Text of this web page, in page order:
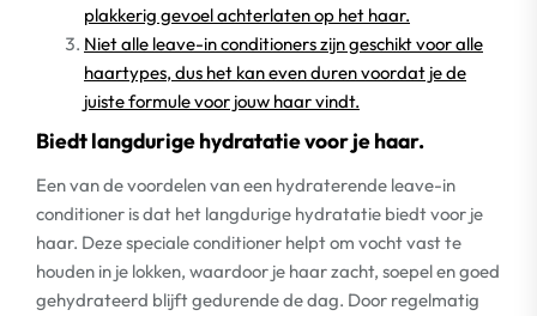
plakkerig gevoel achterlaten op het haar.
Niet alle leave-in conditioners zijn geschikt voor alle
haartypes, dus het kan even duren voordat je de
juiste formule voor jouw haar vindt.
Biedt langdurige hydratatie voor je haar.
Een van de voordelen van een hydraterende leave-in
conditioner is dat het langdurige hydratatie biedt voor je
haar. Deze speciale conditioner helpt om vocht vast te
houden in je lokken, waardoor je haar zacht, soepel en goed
gehydrateerd blijft gedurende de dag. Door regelmatig